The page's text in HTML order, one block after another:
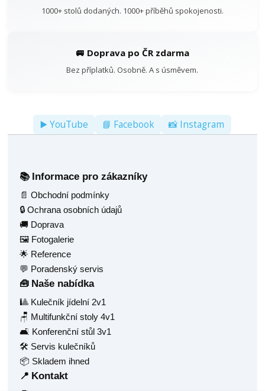
1000+ stolů dodaných. 1000+ příběhů spokojenosti.
🚐 Doprava po ČR zdarma
Bez příplatků. Osobně. A s úsměvem.
▶️ YouTube 📘 Facebook 📸 Instagram
📚 Informace pro zákazníky
📄 Obchodní podmínky
🔒 Ochrana osobních údajů
🚚 Doprava
🖼️ Fotogalerie
🌟 Reference
💬 Poradenský servis
🧰 Naše nabídka
🎱 Kulečník jídelní 2v1
🪑 Multifunkční stoly 4v1
🛋️ Konferenční stůl 3v1
🛠️ Servis kulečníků
📦 Skladem ihned
📍 Kontakt